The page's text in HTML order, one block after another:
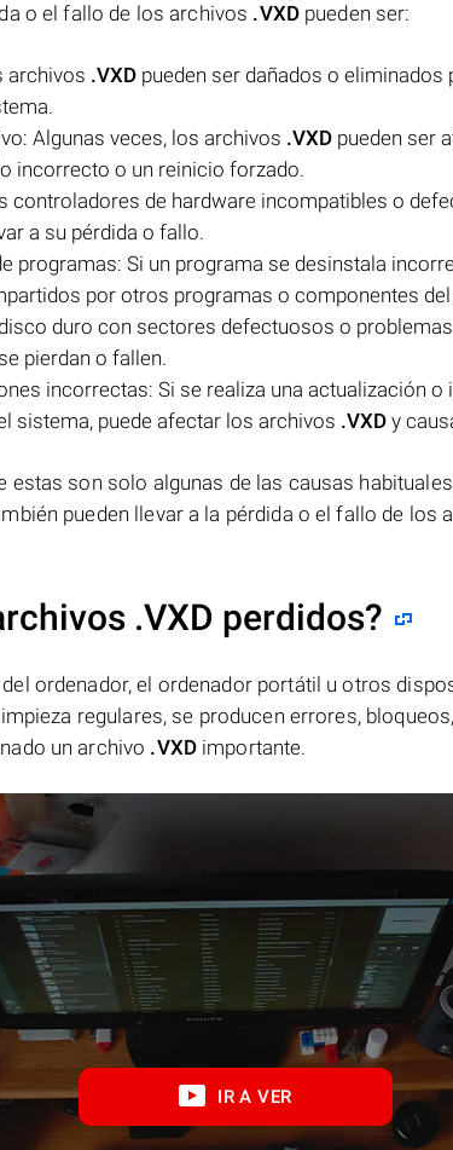
o el fallo de los archivos .VXDpueden ser:
archivos .VXD pueden ser dañados o
Algunas veces, los archivos .VXD pueden ser
incorrecto o un reinicio forzado.
controladores de hardware incompatibles o
a su pérdida o fallo.
programas: Si un programa se desinstala
por otros programas o componentes
duro con sectores defectuosos o
pierdan o fallen.
incorrectas: Si se realiza una actualización o
sistema, puede afectar los archivos .VXD y
estas son solo algunas de las causas
pueden llevar a la pérdida o el fallo de los
.VXD perdidos?
ordenador, el ordenador portátil u otros
regulares, se producen errores,
un archivo .VXDimportante.
IR A VER